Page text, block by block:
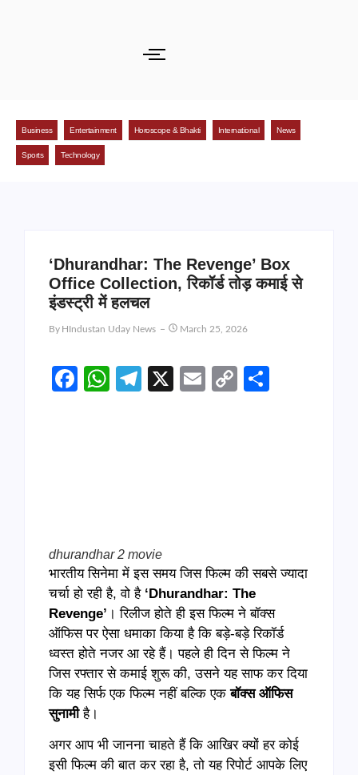
Business Entertainment Horoscope & Bhakti International News
Sports Technology
‘Dhurandhar: The Revenge’ Box
Office Collection, रिकॉर्ड तोड़ कमाई से
इंडस्ट्री में हलचल
By HIndustan Uday News March 25, 2026
Facebook
WhatsApp
Telegram
X EmailCopy
dhurandhar 2 movie
भारतीय सिनेमा में इस समय जिस फिल्म की सबसे ज्यादा
चर्चा हो रही है, वो है ‘Dhurandhar: The
Revenge’ । रिलीज होते ही इस फिल्म ने बॉक्स
ऑफिस पर ऐसा धमाका किया है कि बड़े-बड़े रिकॉर्ड
ध्वस्त होते नजर आ रहे हैं। पहले ही दिन से फिल्म ने
जिस रफ्तार से कमाई शुरू की, उसने यह साफ कर दिया
कि यह सिर्फ एक फिल्म नहीं बल्कि एकबॉक्स ऑफिस
सुनामीहै।
अगर आप भी जानना चाहते हैं कि आखिर क्यों हर कोई
इसी फिल्म की बात कर रहा है, तो यह रिपोर्ट आपके लिए